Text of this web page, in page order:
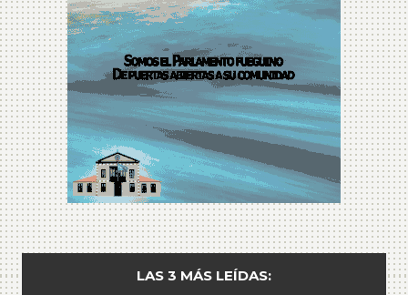
LAS 3 MÁS LEÍDAS: